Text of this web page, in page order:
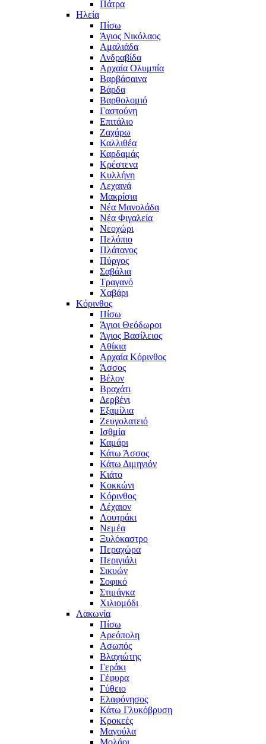
Πάτρα
Ηλεία
Πίσω
Άγιος Νικόλαος
Αμαλιάδα
Ανδραβίδα
Αρχαία Ολυμπία
Βαρβάσαινα
Βάρδα
Βαρθολομιό
Γαστούνη
Επιτάλιο
Ζαχάρω
Καλλιθέα
Καρδαμάς
Κρέστενα
Κυλλήνη
Λεχαινά
Μακρίσια
Νέα Μανολάδα
Νέα Φιγαλεία
Νεοχώρι
Πελόπιο
Πλάτανος
Πύργος
Σαβάλια
Τραγανό
Χαβάρι
Κόρινθος
Πίσω
Άγιοι Θεόδωροι
Άγιος Βασίλειος
Αθίκια
Αρχαία Κόρινθος
Άσσος
Βέλον
Βραχάτι
Δερβένι
Εξαμίλια
Ζευγολατειό
Ισθμία
Καμάρι
Κάτω Άσσος
Κάτω Διμηνιόν
Κιάτο
Κοκκώνι
Κόρινθος
Λέχαιον
Λουτράκι
Νεμέα
Ξυλόκαστρο
Περαχώρα
Περιγιάλι
Σικυών
Σοφικό
Στιμάγκα
Χιλιομόδι
Λακωνία
Πίσω
Αρεόπολη
Ασωπός
Βλαχιώτης
Γεράκι
Γέφυρα
Γύθειο
Ελαφόνησος
Κάτω Γλυκόβρυση
Κροκεές
Μαγούλα
Μολάοι